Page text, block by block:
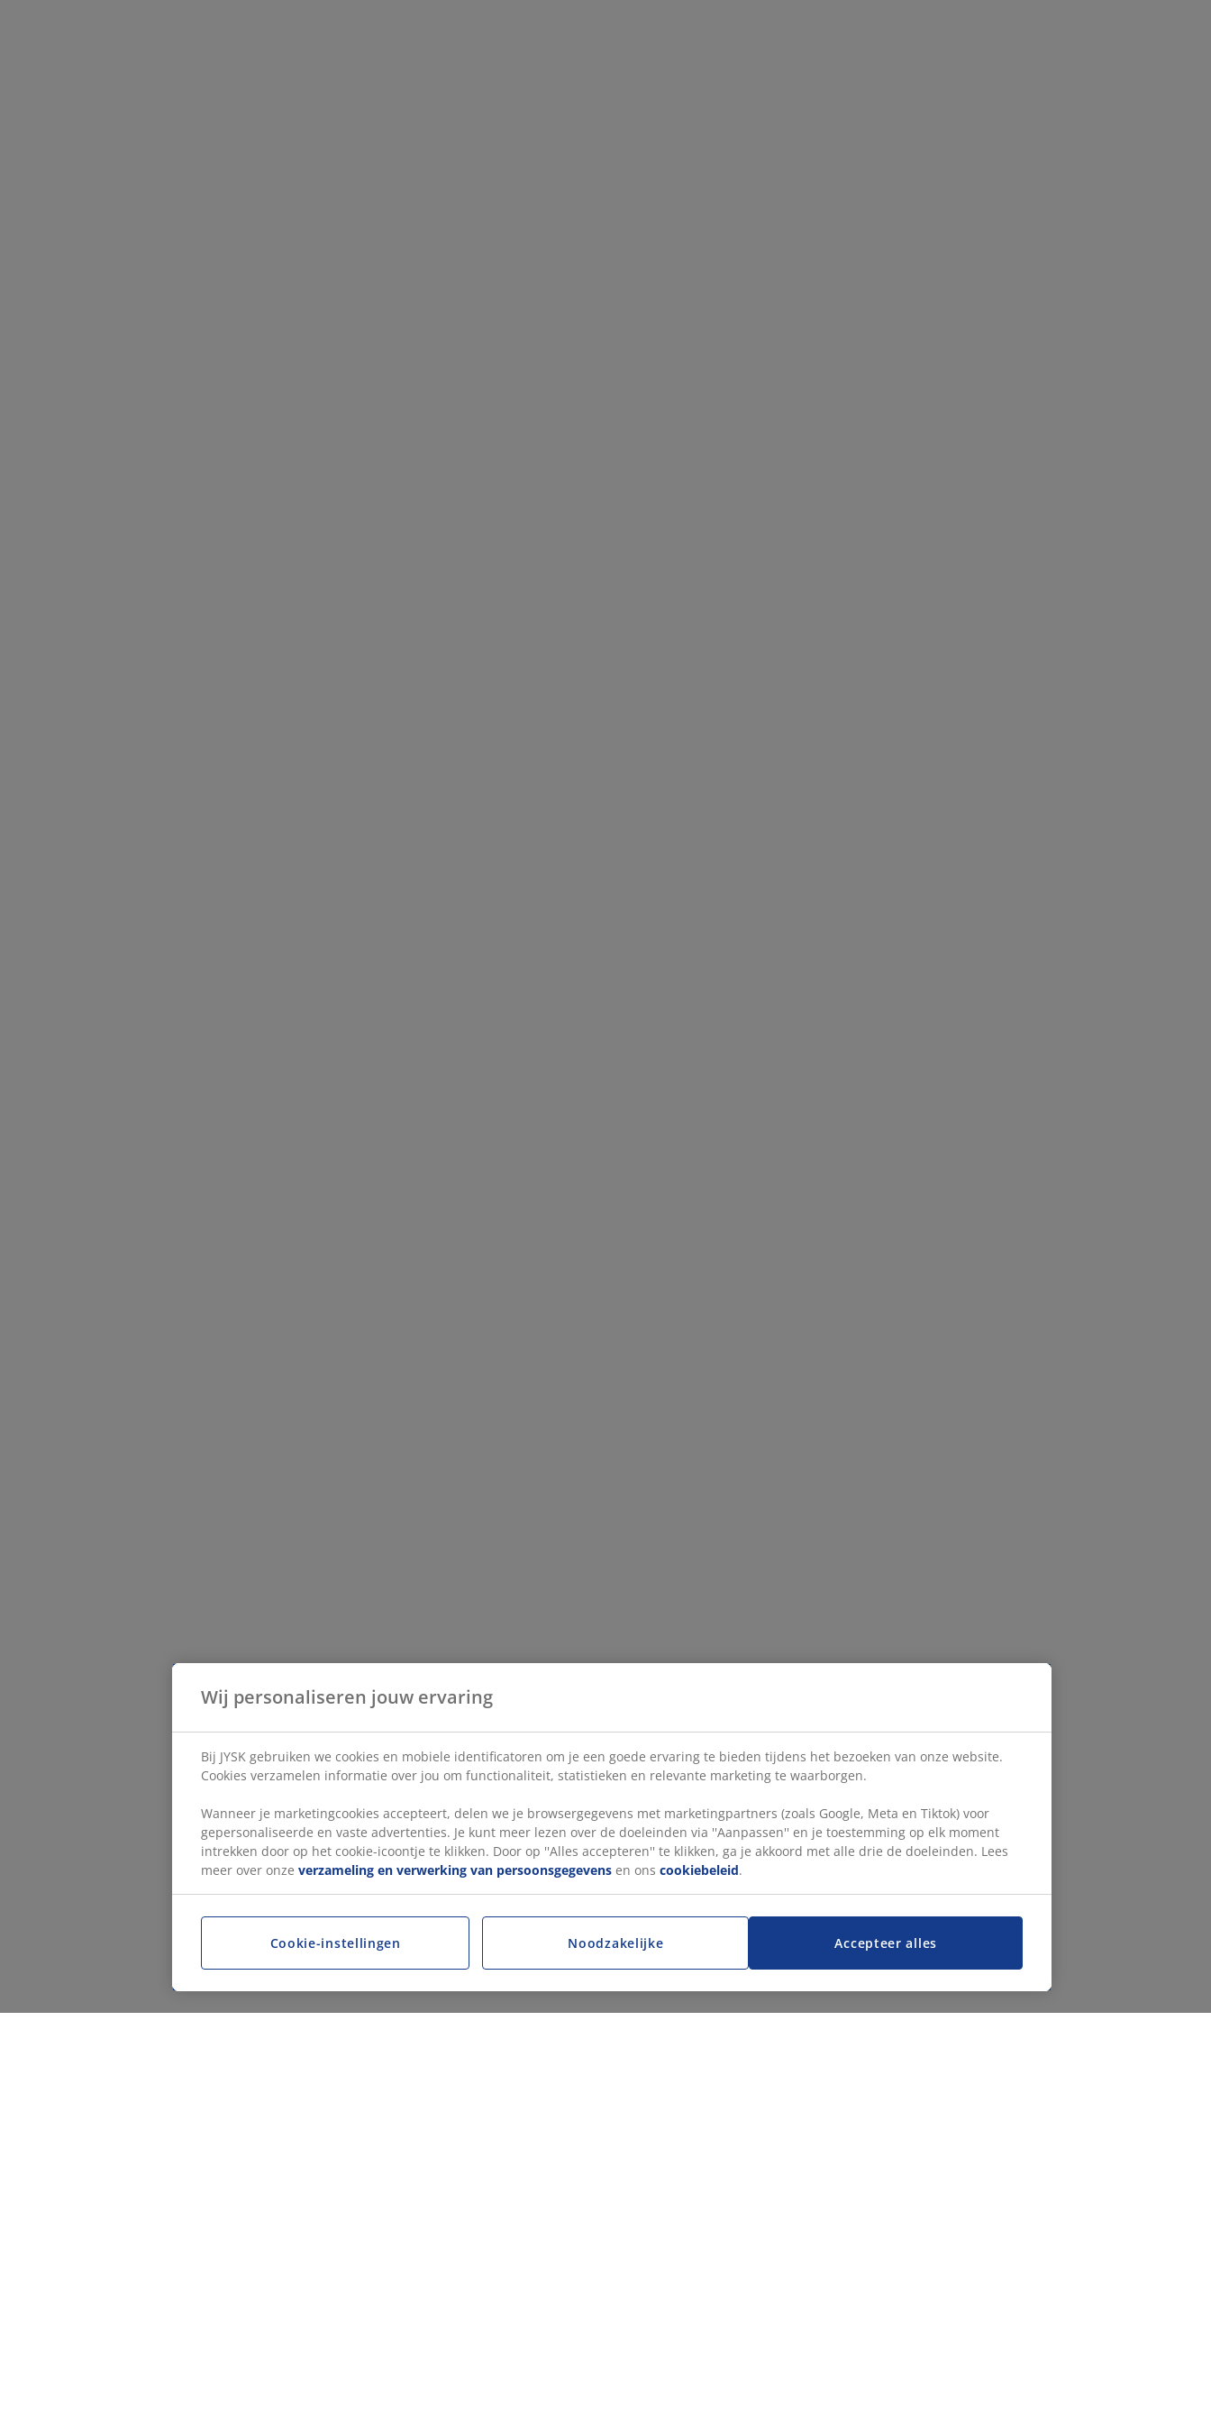
Wij personaliseren jouw ervaring
Bij JYSK gebruiken we cookies en mobiele identificatoren om je een goede ervaring te bieden tijdens het bezoeken van onze website.
Cookies verzamelen informatie over jou om functionaliteit, statistieken en relevante marketing te waarborgen.
Wanneer je marketingcookies accepteert, delen we je browsergegevens met marketingpartners (zoals Google, Meta en Tiktok) voor
gepersonaliseerde en vaste advertenties. Je kunt meer lezen over de doeleinden via ''Aanpassen'' en je toestemming op elk moment
intrekken door op het cookie-icoontje te klikken. Door op ''Alles accepteren'' te klikken, ga je akkoord met alle drie de doeleinden. Lees
meer over onze verzameling en verwerking van persoonsgegevens en ons cookiebeleid.
Accepteer alles
Cookie-instellingen Noodzakelijke